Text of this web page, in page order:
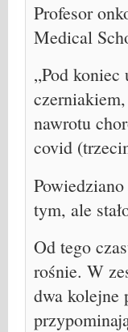
Profesor
Medical
„Pod koniec
nawrotu
covid
tym, ale
Od tego
rośnie. W
dwa kolejne